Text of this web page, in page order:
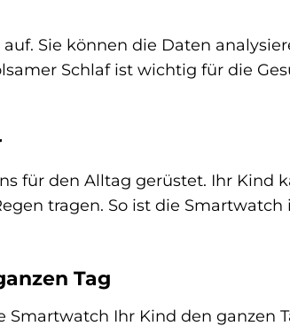
Sie können die Daten
Schlaf ist wichtig für die
für den Alltag gerüstet. Ihr Kind
tragen. So ist die
Tag
Smartwatch Ihr Kind den ganzen